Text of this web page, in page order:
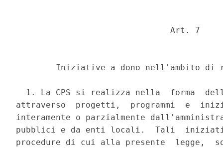
                               Art. 7
Iniziative a dono nell'ambito di
1. La CPS si realizza nella  forma
attraverso  progetti,  programmi  e
interamente o parzialmente
pubblici e da enti locali.  Tali
procedure di cui alla presente  legge,